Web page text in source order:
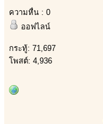
ความหื่น : 0
ออฟไลน์
กระทู้: 71,697
โพสต์: 4,936